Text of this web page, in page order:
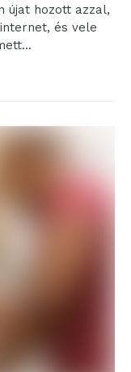
újat hozott azzal,
és vele